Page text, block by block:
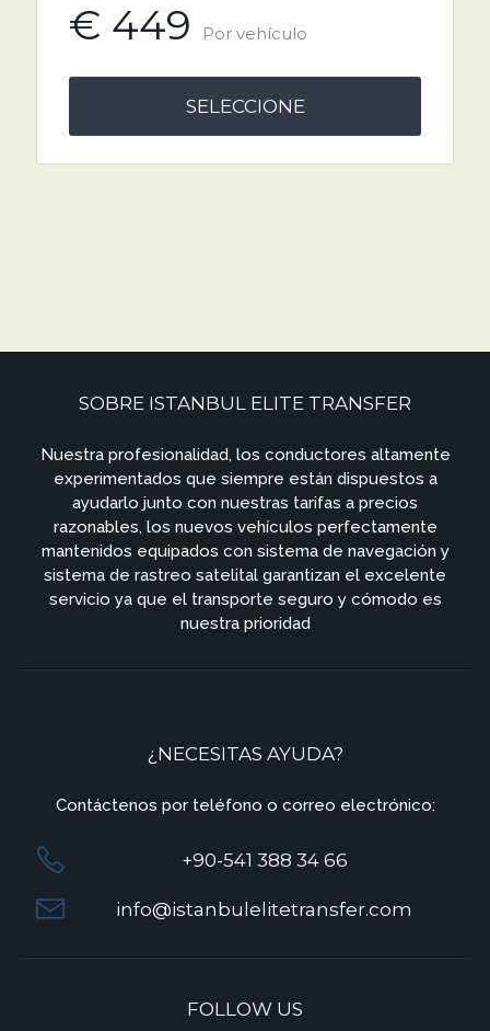
€ 449 Por vehículo
SELECCIONE
SOBRE ISTANBUL ELITE TRANSFER
Nuestra profesionalidad, los conductores altamente
experimentados que siempre están dispuestos a
ayudarlo junto con nuestras tarifas a precios
razonables, los nuevos vehículos perfectamente
mantenidos equipados con sistema de navegación y
sistema de rastreo satelital garantizan el excelente
servicio ya que el transporte seguro y cómodo es
nuestra prioridad
¿NECESITAS AYUDA?
Contáctenos por teléfono o correo electrónico:
+90-541 388 34 66
info@istanbulelitetransfer.com
FOLLOW US